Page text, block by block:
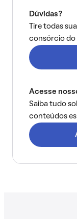
Dúvidas?
Tire todas
consórcio do
Acesse
Saiba tudo
conteúdos